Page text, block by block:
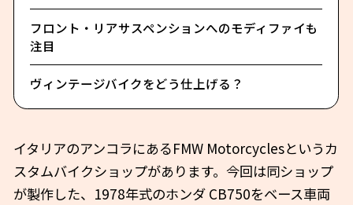
フロント・リアサスペンションへのモディファイも
注目
ヴィンテージバイクをどう仕上げる？
イタリアのアンコラにあるFMW Motorcyclesというカ
スタムバイクショップがあります。今回は同ショップ
が製作した、1978年式のホンダ CB750をベース車両